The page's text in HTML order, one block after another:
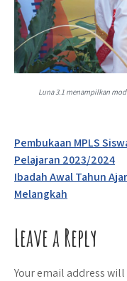
Luna 3.1 menampilkan
Post
navigation
Pembukaan MPLS
Pelajaran 2023/2024
Ibadah Awal Tahun
Melangkah
Leave a Reply
Your email address